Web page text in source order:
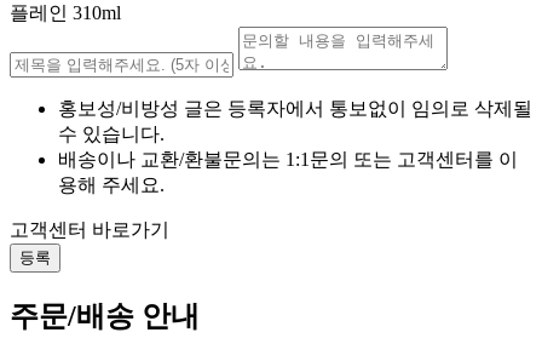
플레인 310ml
홍보성/비방성 글은 등록자에서 통보없이 임의로 삭제될
수 있습니다.
배송이나 교환/환불문의는 1:1문의 또는 고객센터를 이
용해 주세요.
고객센터 바로가기
등록
주문/배송 안내